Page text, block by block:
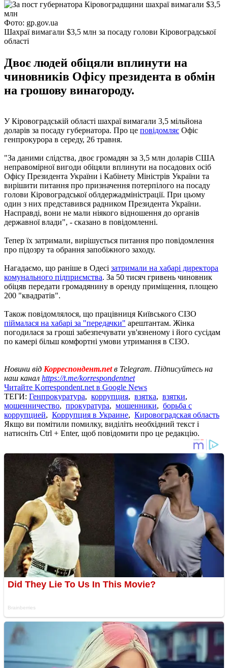
Фото: gp.gov.ua
Шахраї вимагали $3,5 млн за посаду голови Кіровоградської
області
Двоє людей обіцяли вплинути на
чиновників Офісу президента в обмін
на грошову винагороду.
У Кіровоградській області шахраї вимагали 3,5 мільйона
доларів за посаду губернатора. Про це повідомляє Офіс
генпрокурора в середу, 26 травня.
"За даними слідства, двоє громадян за 3,5 млн доларів США
неправомірної вигоди обіцяли вплинути на посадових осіб
Офісу Президента України і Кабінету Міністрів України та
вирішити питання про призначення потерпілого на посаду
голови Кіровоградської облдержадміністрації. При цьому
один з них представився радником Президента України.
Насправді, вони не мали ніякого відношення до органів
державної влади", - сказано в повідомленні.
Тепер їх затримали, вирішується питання про повідомлення
про підозру та обрання запобіжного заходу.
Нагадаємо, що раніше в Одесі затримали на хабарі директора
комунального підприємства. За 50 тисяч гривень чиновник
обіцяв передати громадянину в оренду приміщення, площею
200 "квадратів".
Також повідомлялося, що працівниця Київського СІЗО
піймалася на хабарі за "передачки" арештантам. Жінка
погодилася за гроші забезпечувати ув'язненому і його сусідам
по камері більш комфортні умови утримання в СІЗО.
Новини від Корреспондент.netв Telegram. Підписуйтесь на
наш канал https://t.me/korrespondentnet
Читайте Korrespondent.net в Google News
ТЕГИ: Генпрокуратура, коррупция, взятка, взятки,
мошенничество, прокуратура, мошенники, борьба с
коррупцией, Коррупция в Украине, Кировоградская область
Якщо ви помітили помилку, виділіть необхідний текст і
натисніть Ctrl + Enter, щоб повідомити про це редакцію.